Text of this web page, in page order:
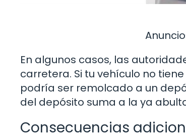
En algunos casos, las
carretera. Si tu vehículo no
podría ser remolcado a un
del depósito suma a la ya
Consecuencias